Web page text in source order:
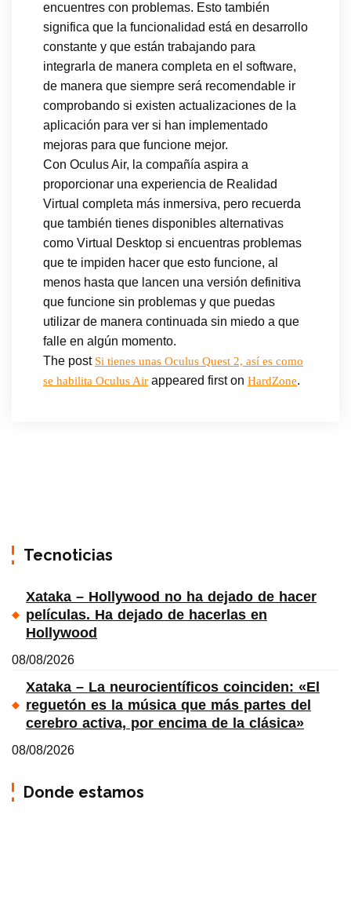
encuentres con problemas. Esto también
significa que la funcionalidad está en desarrollo
constante y que están trabajando para
integrarla de manera completa en el software,
de manera que siempre será recomendable ir
comprobando si existen actualizaciones de la
aplicación para ver si han implementado
mejoras para que funcione mejor.
Con Oculus Air, la compañía aspira a
proporcionar una experiencia de Realidad
Virtual completa más inmersiva, pero recuerda
que también tienes disponibles alternativas
como Virtual Desktop si encuentras problemas
que te impiden hacer que esto funcione, al
menos hasta que lancen una versión definitiva
que funcione sin problemas y que puedas
utilizar de manera continuada sin miedo a que
falle en algún momento.
The post Si tienes unas Oculus Quest 2, así es como
se habilita Oculus Air appeared first on HardZone.
Tecnoticias
Xataka – Hollywood no ha dejado de hacer
películas. Ha dejado de hacerlas en
Hollywood
08/08/2026
Xataka – La neurocientíficos coinciden: «El
reguetón es la música que más partes del
cerebro activa, por encima de la clásica»
08/08/2026
Donde estamos